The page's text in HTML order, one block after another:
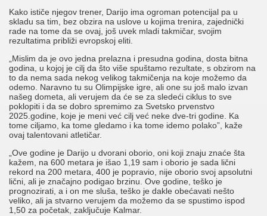
Kako ističe njegov trener, Darijo ima ogroman potencijal pa u
skladu sa tim, bez obzira na uslove u kojima trenira, zajednički
rade na tome da se ovaj, još uvek mladi takmičar, svojim
rezultatima približi evropskoj eliti.
„Mislim da je ovo jedna prelazna i presudna godina, dosta bitna
godina, u kojoj je cilj da što više spuštamo rezultate, s obzirom na
to da nema sada nekog velikog takmičenja na koje možemo da
odemo. Naravno tu su Olimpijske igre, ali one su još malo izvan
našeg dometa, ali verujem da će se za sledeći ciklus to sve
poklopiti i da se dobro spremimo za Svetsko prvenstvo
2025.godine, koje je meni već cilj već neke dve-tri godine. Ka
tome ciljamo, ka tome gledamo i ka tome idemo polako”, kaže
ovaj talentovani atletičar.
„Ove godine je Darijo u dvorani oborio, oni koji znaju znaće šta
kažem, na 600 metara je išao 1,19 sam i oborio je sada lični
rekord na 200 metara, 400 je popravio, nije oborio svoj apsolutni
lični, ali je značajno podigao brzinu. Ove godine, teško je
prognozirati, a i on me sluša, teško je dakle obećavati nešto
veliko, ali ja stvarno verujem da možemo da se spustimo ispod
1,50 za početak, zaključuje Kalmar.